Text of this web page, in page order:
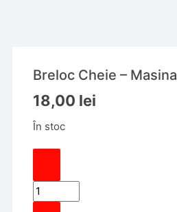
Breloc Cheie – Masina
18,00 lei
În stoc
Cantitate
Breloc